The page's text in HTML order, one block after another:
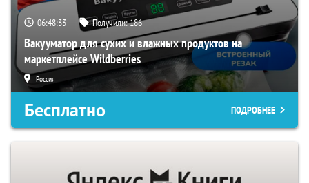
06:48:31 Получили:186
Вакууматор для сухих и влажных продуктов на
маркетплейсе Wildberries
Россия
Бесплатно ПОДРОБНЕЕ